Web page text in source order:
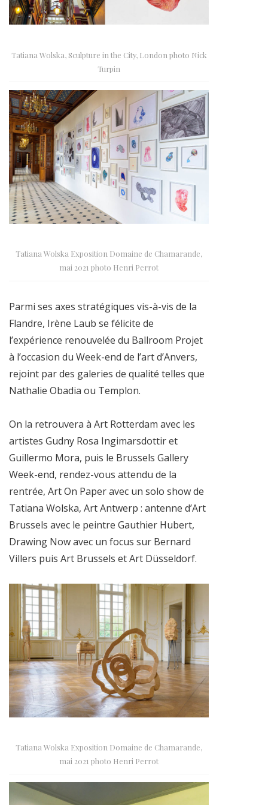
Tatiana Wolska, Sculpture in the City, London photo Nick
Turpin
Tatiana Wolska Exposition Domaine de Chamarande,
mai 2021 photo Henri Perrot
Parmi ses axes stratégiques vis-à-vis de la
Flandre, Irène Laub se félicite de
l’expérience renouvelée du Ballroom Projet
à l’occasion du Week-end de l’art d’Anvers,
rejoint par des galeries de qualité telles que
Nathalie Obadia ou Templon.
On la retrouvera à Art Rotterdam avec les
artistes Gudny Rosa Ingimarsdottir et
Guillermo Mora, puis le Brussels Gallery
Week-end, rendez-vous attendu de la
rentrée, Art On Paper avec un solo show de
Tatiana Wolska, Art Antwerp : antenne d’Art
Brussels avec le peintre Gauthier Hubert,
Drawing Now avec un focus sur Bernard
Villers puis Art Brussels et Art Düsseldorf.
Tatiana Wolska Exposition Domaine de Chamarande,
mai 2021 photo Henri Perrot